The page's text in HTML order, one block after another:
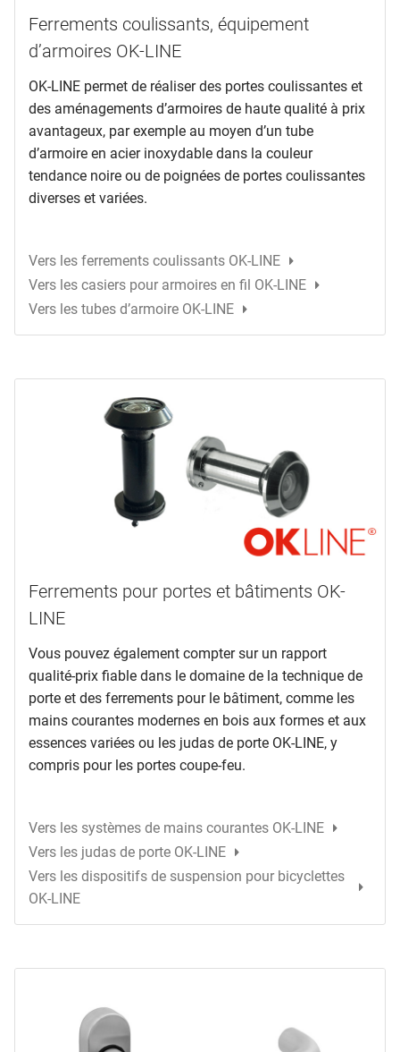
Ferrements coulissants, équipement
d’armoires OK-LINE
OK-LINE permet de réaliser des portes coulissantes et
des aménagements d’armoires de haute qualité à prix
avantageux, par exemple au moyen d’un tube
d’armoire en acier inoxydable dans la couleur
tendance noire ou de poignées de portes coulissantes
diverses et variées.
Vers les ferrements coulissants OK-LINE
Vers les casiers pour armoires en fil OK-LINE
Vers les tubes d’armoire OK-LINE
Ferrements pour portes et bâtiments OK-
LINE
Vous pouvez également compter sur un rapport
qualité-prix fiable dans le domaine de la technique de
porte et des ferrements pour le bâtiment, comme les
mains courantes modernes en bois aux formes et aux
essences variées ou les judas de porte OK-LINE, y
compris pour les portes coupe-feu.
Vers les systèmes de mains courantes OK-LINE
Vers les judas de porte OK-LINE
Vers les dispositifs de suspension pour bicyclettes
OK-LINE